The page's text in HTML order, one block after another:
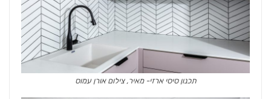
תכנון סיסי ארזי- מאיר, צילום אורן עמוס